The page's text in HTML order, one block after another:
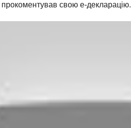
прокоментував свою е-декларацію.